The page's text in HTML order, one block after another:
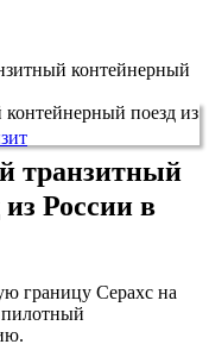
контейнерный
транзитный
России в
границу Серахс на